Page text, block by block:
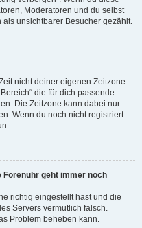
Moderatoren und du selbst
unsichtbarer Besucher gezählt.
nicht deiner eigenen Zeitzone.
die für dich passende
Die Zeitzone kann dabei nur
Wenn du noch nicht registriert
Forenuhr geht immer noch
richtig eingestellt hast und die
Servers vermutlich falsch.
Problem beheben kann.